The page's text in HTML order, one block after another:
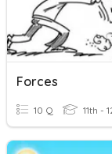
Forces
10 Q 11th -